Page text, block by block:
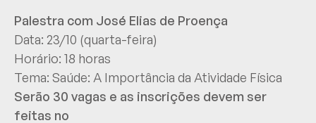
Palestra com José Elias de Proença
Data: 23/10 (quarta-feira)
Horário: 18 horas
Tema: Saúde: A Importância da Atividade Física
Serão 30 vagas e as inscrições devem ser
feitas no